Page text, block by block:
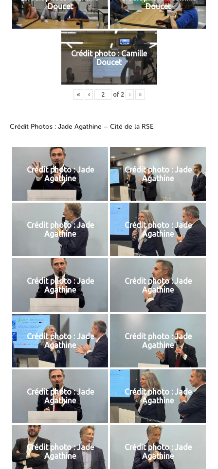
Doucet
Doucet
Crédit photo : Camille
Doucet
« ‹ of 2 › »
Crédit Photos : Jade Agathine – Cité de la RSE
Crédit photo : Jade
Agathine
Crédit photo : Jade
Agathine
Crédit photo : Jade
Agathine
Crédit photo : Jade
Agathine
Crédit photo : Jade
Agathine
Crédit photo : Jade
Agathine
Crédit photo : Jade
Agathine
Crédit photo : Jade
Agathine
Crédit photo : Jade
Agathine
Crédit photo : Jade
Agathine
Crédit photo : Jade
Agathine
Crédit photo : Jade
Agathine